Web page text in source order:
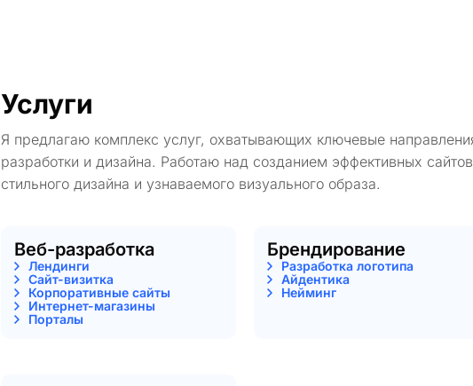
Услуги
Я предлагаю комплекс услуг, охватывающих ключевые
разработки и дизайна. Работаю над созданием эффективных
стильного дизайна и узнаваемого визуального образа.
Веб-разработка
Лендинги
Сайт-визитка
Корпоративные сайты
Интернет-магазины
Порталы
Брендирование
Разработка логотипа
Айдентика
Нейминг